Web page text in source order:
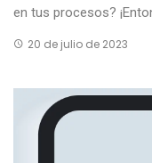
en tus procesos?
20 de julio de 2023